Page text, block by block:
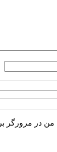
من در مرورگر